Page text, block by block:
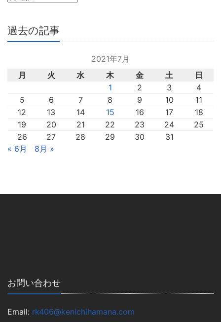
過去の記事
2021年7月
月
火 水 木 金 土
日
1
2 3
4
5
6 7 8 9 10
11
12
13 14 15 16 17
18
19
20 21 22 23 24
25
26
27 28 29 30
31
« 6月
8月 »
お問い合わせ
Email: rk406@kenichihamana.com